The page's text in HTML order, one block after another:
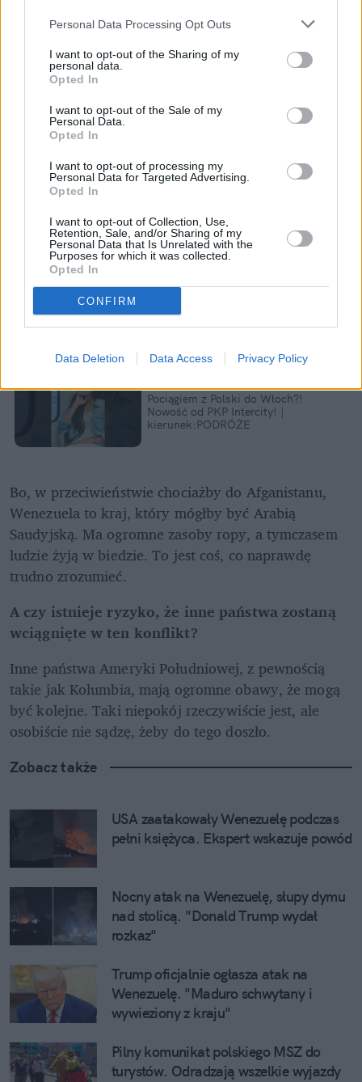
Personal Data Processing Opt Outs
I want to opt-out of the Sharing of my
personal data.
Opted In
I want to opt-out of the Sale of my
Personal Data.
Opted In
I want to opt-out of processing my
Personal Data for Targeted Advertising.
Opted In
I want to opt-out of Collection, Use,
Retention, Sale, and/or Sharing of my
Personal Data that Is Unrelated with the
Purposes for which it was collected.
Opted In
CONFIRM
Data Deletion Data Access Privacy Policy
Pociągiem z Polski do Włoch?!
Nowość od PKP Intercity! |
kierunek:PODRÓŻE
Bo, w przeciwieństwie chociażby do Afganistanu,
Wenezuela to kraj, który mógłby być Arabią
Saudyjską. Ma ogromne zasoby ropy, a tymczasem
ludzie żyją w biedzie. To jest coś, co naprawdę
trudno zrozumieć.
A czy istnieje ryzyko, że inne państwa zostaną
wciągnięte w ten konflikt?
Inne państwa Ameryki Południowej, z pewnością
takie jak Kolumbia, mają ogromne obawy, że mogą
być kolejne. Taki niepokój rzeczywiście jest, ale
osobiście nie sądzę, żeby do tego doszło.
Zobacz także
USA zaatakowały Wenezuelę podczas
pełni księżyca. Ekspert wskazuje powód
Nocny atak na Wenezuelę, słupy dymu
nad stolicą. "Donald Trump wydał
rozkaz"
Trump oficjalnie ogłasza atak na
Wenezuelę. "Maduro schwytany i
wywieziony z kraju"
Pilny komunikat polskiego MSZ do
turystów. Odradzają wszelkie wyjazdy